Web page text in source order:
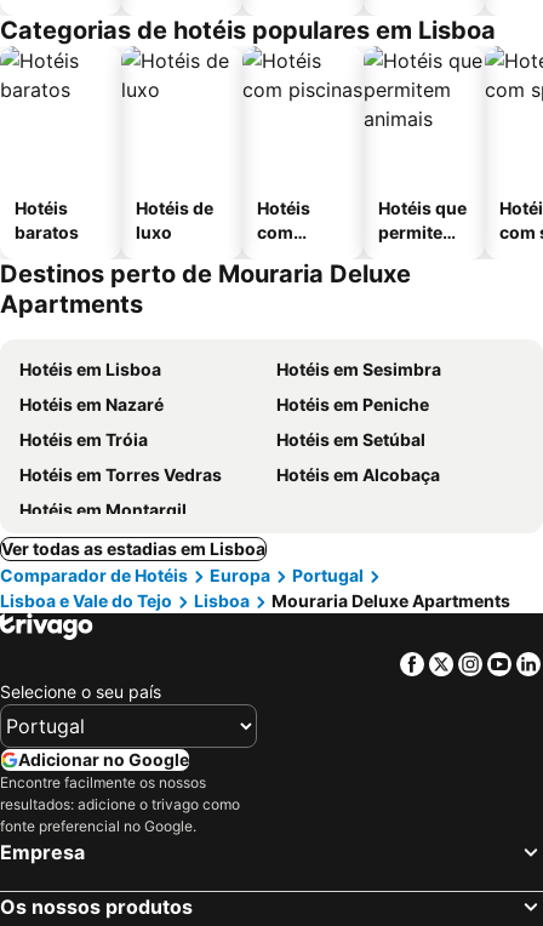
Categorias de hotéis populares em Lisboa
Hotéis
baratos
Hotéis de
luxo
Hotéis
com
Hotéis que
permitem
com
Destinos perto de Mouraria Deluxe
Apartments
Hotéis em Lisboa
Hotéis em Sesimbra
Hotéis em Nazaré
Hotéis em Peniche
Hotéis em Tróia
Hotéis em Setúbal
Hotéis em Torres Vedras
Hotéis em Alcobaça
Hotéis em Montargil
Ver todas as estadias em Lisboa
Comparador de Hotéis
Europa
Portugal
Lisboa e Vale do Tejo
Lisboa Mouraria Deluxe Apartments
Facebook
Twitter
Selecione o seu país
Adicionar no Google
Encontre facilmente os nossos
resultados: adicione o trivago como
fonte preferencial no Google.
Empresa
Os nossos produtos